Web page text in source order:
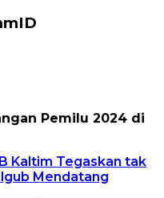
Pemilu 2024 di